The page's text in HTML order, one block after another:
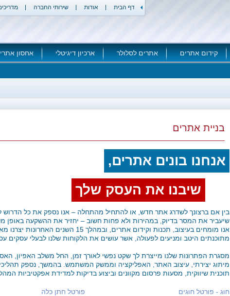
שירותי החברה אודות דף הבית
קידום אתרים אתרים לסלולר ארכיון דיגיטלי אחסון
בניית אתרים
אנחנו בונים אתרים,
שיבנו את העסק שלך
בין אם ברצונך לשדרג אתר חדש, או להתחיל מהתחלה – אנו נספק את כל הדרוש
שיעביר את המסר בדיוק, במהירות ולא פחות חשוב – יחזיר את ההשקעה באופן
אנו מומחים בעיצוב, תכנות וקידום אתרים, ובמהלך 15
מתוכנתים היטב ומניעים לפעולה, אשר עושים את הלקוחות שלנו לבעלי עסקים
מסגרת הפתרונות שלנו מייצרת לך שקט נפשי לאורך זמן, החל משלב האפיון,
מיתוג יצירתי, עיצוב האתר, האפליקציה וממשק המשתמש. בהמשך, נספק תהליכי
תוכנית שיווקית, מסעות פרסום מקוונים וביצוע בדיקות למדידת אפקטיביות
חוג - פורטל חוגים פורטל חתן כלה